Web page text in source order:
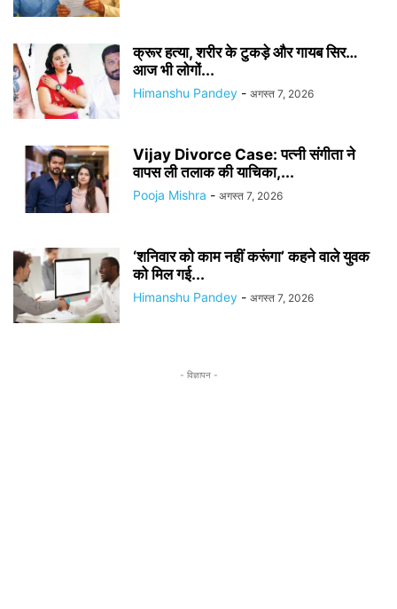
क्रूर हत्या, शरीर के टुकड़े और गायब सिर…
आज भी लोगों...
Himanshu Pandey - अगस्त 7, 2026
Vijay Divorce Case: पत्नी संगीता ने
वापस ली तलाक की याचिका,...
Pooja Mishra - अगस्त 7, 2026
‘शनिवार को काम नहीं करूंगा’ कहने वाले युवक
को मिल गई...
Himanshu Pandey - अगस्त 7, 2026
- विज्ञापन -